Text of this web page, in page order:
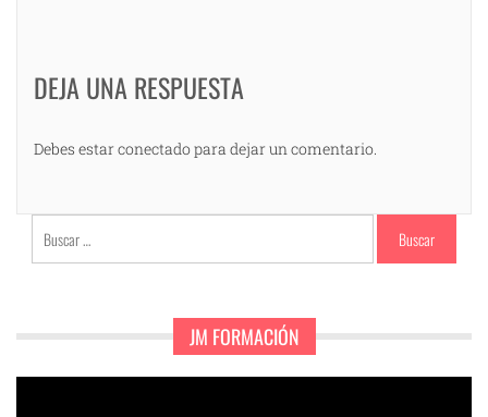
DEJA UNA RESPUESTA
Debes estar conectado para dejar un comentario.
Buscar:
JM FORMACIÓN